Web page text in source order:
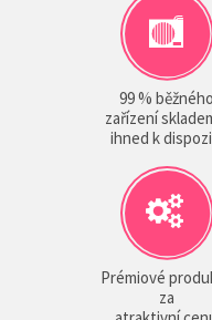
99 % běžného
zařízení
ihned k
Prémiové
za